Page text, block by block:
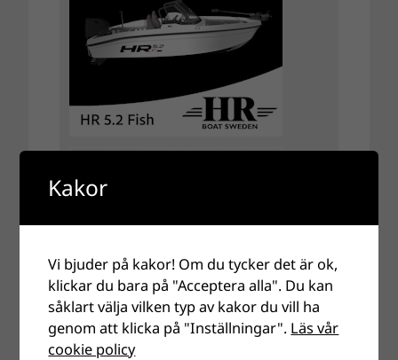
Kakor
Vi bjuder på kakor! Om du tycker det är ok,
klickar du bara på "Acceptera alla". Du kan
såklart välja vilken typ av kakor du vill ha
genom att klicka på "Inställningar". Läs vår
cookie policy